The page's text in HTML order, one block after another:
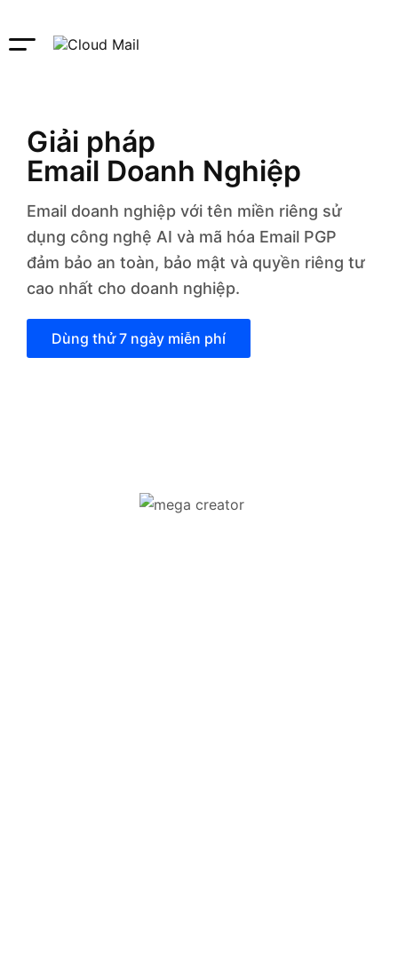
Giải pháp
Email Doanh Nghiệp
Email doanh nghiệp với tên miền riêng sử
dụng công nghệ AI và mã hóa Email PGP
đảm bảo an toàn, bảo mật và quyền riêng tư
cao nhất cho doanh nghiệp.
Dùng thử 7 ngày miễn phí